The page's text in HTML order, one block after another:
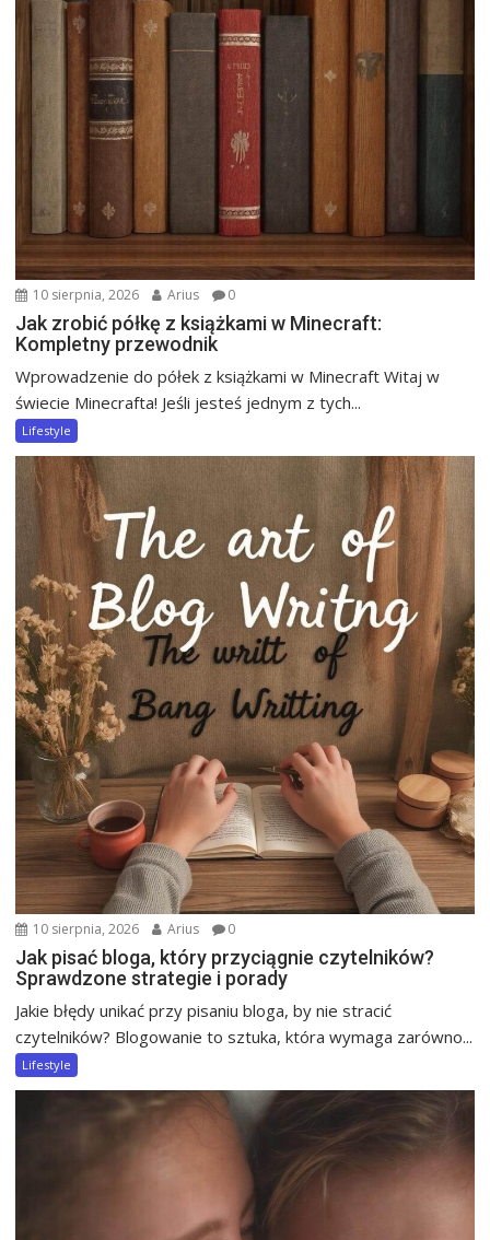
10 sierpnia, 2026 Arius 0
Jak zrobić półkę z książkami w Minecraft:
Kompletny przewodnik
Wprowadzenie do półek z książkami w Minecraft Witaj w
świecie Minecrafta! Jeśli jesteś jednym z tych...
Lifestyle
10 sierpnia, 2026 Arius 0
Jak pisać bloga, który przyciągnie czytelników?
Sprawdzone strategie i porady
Jakie błędy unikać przy pisaniu bloga, by nie stracić
czytelników? Blogowanie to sztuka, która wymaga zarówno...
Lifestyle